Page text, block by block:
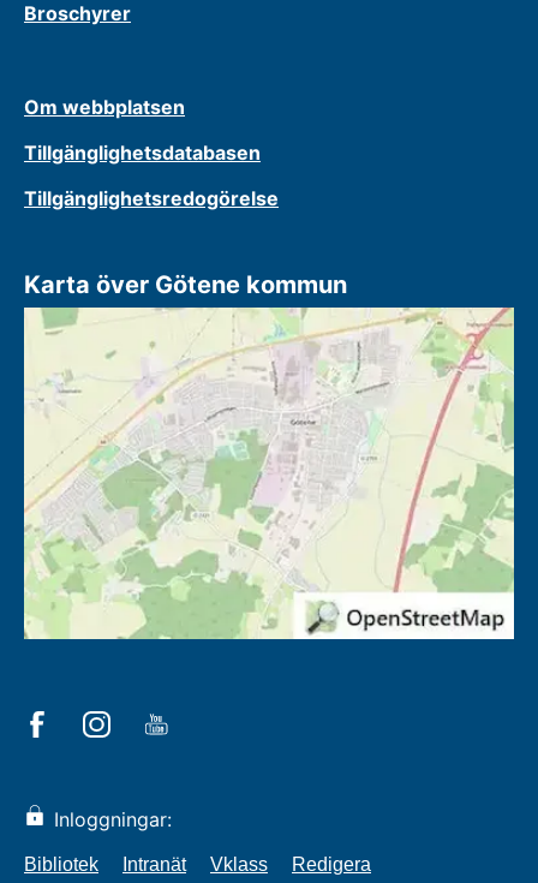
Broschyrer
Om webbplatsen
Tillgänglighetsdatabasen
Tillgänglighetsredogörelse
Karta över Götene kommun
Inloggningar:
Bibliotek Intranät Vklass Redigera